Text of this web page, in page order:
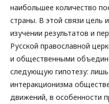
наибольшее количество
страны. В этой связи цель
изучении результатов и
Русской православной
и общественными
следующую гипотезу: лишь
интеракционизма
движений, в особенности